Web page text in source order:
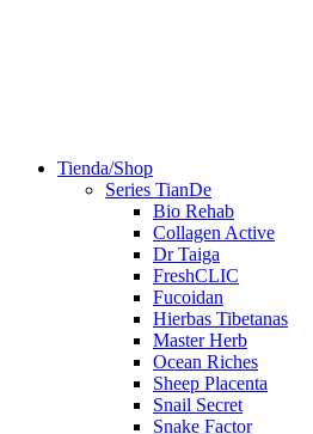
Tienda/Shop
Series TianDe
Bio Rehab
Collagen Active
Dr Taiga
FreshCLIC
Fucoidan
Hierbas Tibetanas
Master Herb
Ocean Riches
Sheep Placenta
Snail Secret
Snake Factor